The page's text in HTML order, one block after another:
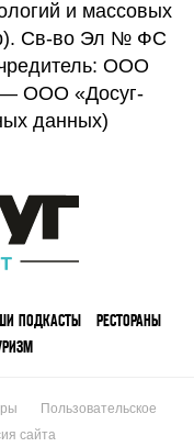
и массовых
Св-во Эл № ФС
ООО
— ООО «Досуг-
данных)
ПОДКАСТЫ
РЕСТОРАНЫ
Пользовательское
сайта